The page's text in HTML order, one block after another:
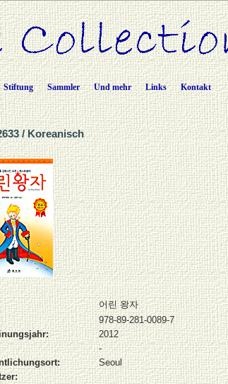
Stiftung Sammler Und mehr Links Kontakt
/ Koreanisch
어린 왕자
978-89-281-0089-7
2012
-
Seoul